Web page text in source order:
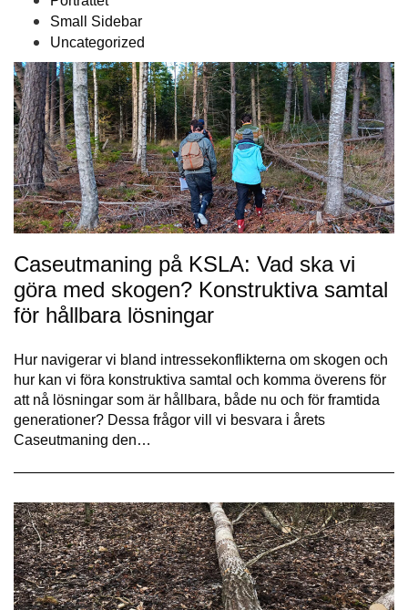
Small Sidebar
Uncategorized
Caseutmaning på KSLA: Vad ska vi
göra med skogen? Konstruktiva samtal
för hållbara lösningar
Hur navigerar vi bland intressekonflikterna om skogen och
hur kan vi föra konstruktiva samtal och komma överens för
att nå lösningar som är hållbara, både nu och för framtida
generationer? Dessa frågor vill vi besvara i årets
Caseutmaning den…